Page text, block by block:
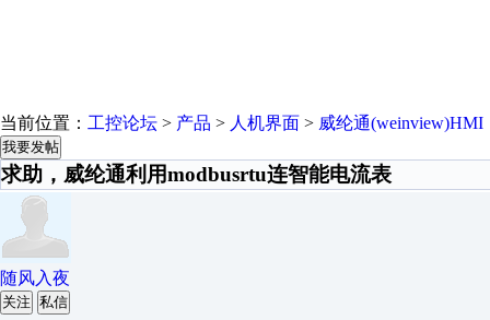
当前位置： 工控论坛 > 产品 > 人机界面 > 威纶通(weinview)HMI
我要发帖
求助，威纶通利用modbusrtu连智能电流表
随风入夜
关注 私信